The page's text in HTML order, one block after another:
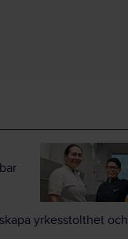
yrkesstolthet och